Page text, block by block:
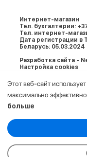
Интернет-магазин
Тел. бухгалтерии:
Тел. интернет-
Дата регистрации в
Беларусь: 05.03.2024
Разработка сайта -
Настройка cookies
Этот веб-сайт
максимально
больше
Выберите настройки
Аналитические/